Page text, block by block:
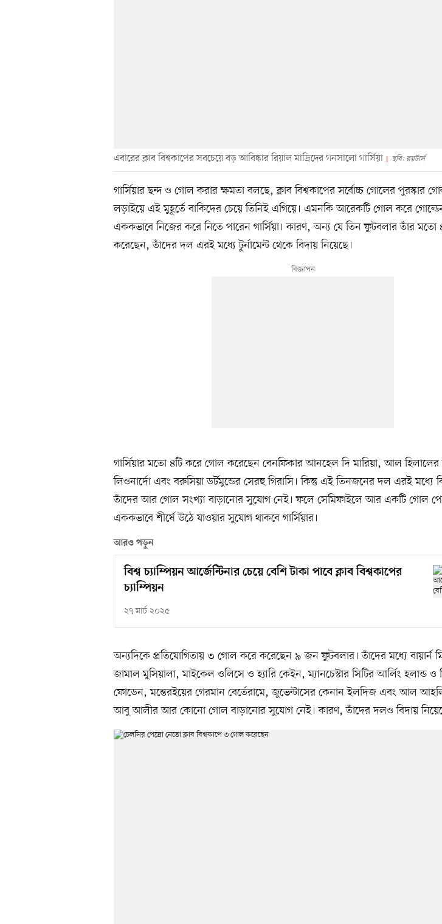
এবারের ক্লাব বিশ্বকাপের সবচেয়ে বড় আবিষ্কার রিয়াল মাদ্রিদের গনসালো গার্সিয়া ছবি: রয়টার্স
গার্সিয়ার ছন্দ ও গোল করার ক্ষমতা বলছে, ক্লাব বিশ্বকাপের সর্বোচ্চ গোলের পুরস্কার
লড়াইয়ে এই মুহূর্তে বাকিদের চেয়ে তিনিই এগিয়ে। এমনকি আরেকটি গোল করে
এককভাবে নিজের করে নিতে পারেন গার্সিয়া। কারণ, অন্য যে তিন ফুটবলার তাঁর
করেছেন, তাঁদের দল এরই মধ্যে টুর্নামেন্ট থেকে বিদায় নিয়েছে।
গার্সিয়ার মতো ৪টি করে গোল করেছেন বেনফিকার আনহেল দি মারিয়া, আল হিলালের
লিওনার্দো এবং বরুসিয়া ডর্টমুন্ডের সেরহু গিরাসি। কিন্তু এই তিনজনের দল এরই মধ্যে
তাঁদের আর গোল সংখ্যা বাড়ানোর সুযোগ নেই। ফলে সেমিফাইলে আর একটি গোল
এককভাবে শীর্ষে উঠে যাওয়ার সুযোগ থাকবে গার্সিয়ার।
আরও পড়ুন
বিশ্ব চ্যাম্পিয়ন আর্জেন্টিনার চেয়ে বেশি টাকা পাবে ক্লাব বিশ্বকাপের
চ্যাম্পিয়ন
২৭ মার্চ ২০২৫
অন্যদিকে প্রতিযোগিতায় ৩ গোল করে করেছেন ৯ জন ফুটবলার। তাঁদের মধ্যে বায়ার্ন
জামাল মুসিয়ালা, মাইকেল ওলিসে ও হ্যারি কেইন, ম্যানচেস্টার সিটির আর্লিং হলান্ড ও
ফোডেন, মন্তেরইয়ের গেরমান বের্তেরামে, জুভেন্টাসের কেনান ইলদিজ এবং আল
আবু আলীর আর কোনো গোল বাড়ানোর সুযোগ নেই। কারণ, তাঁদের দলও বিদায়